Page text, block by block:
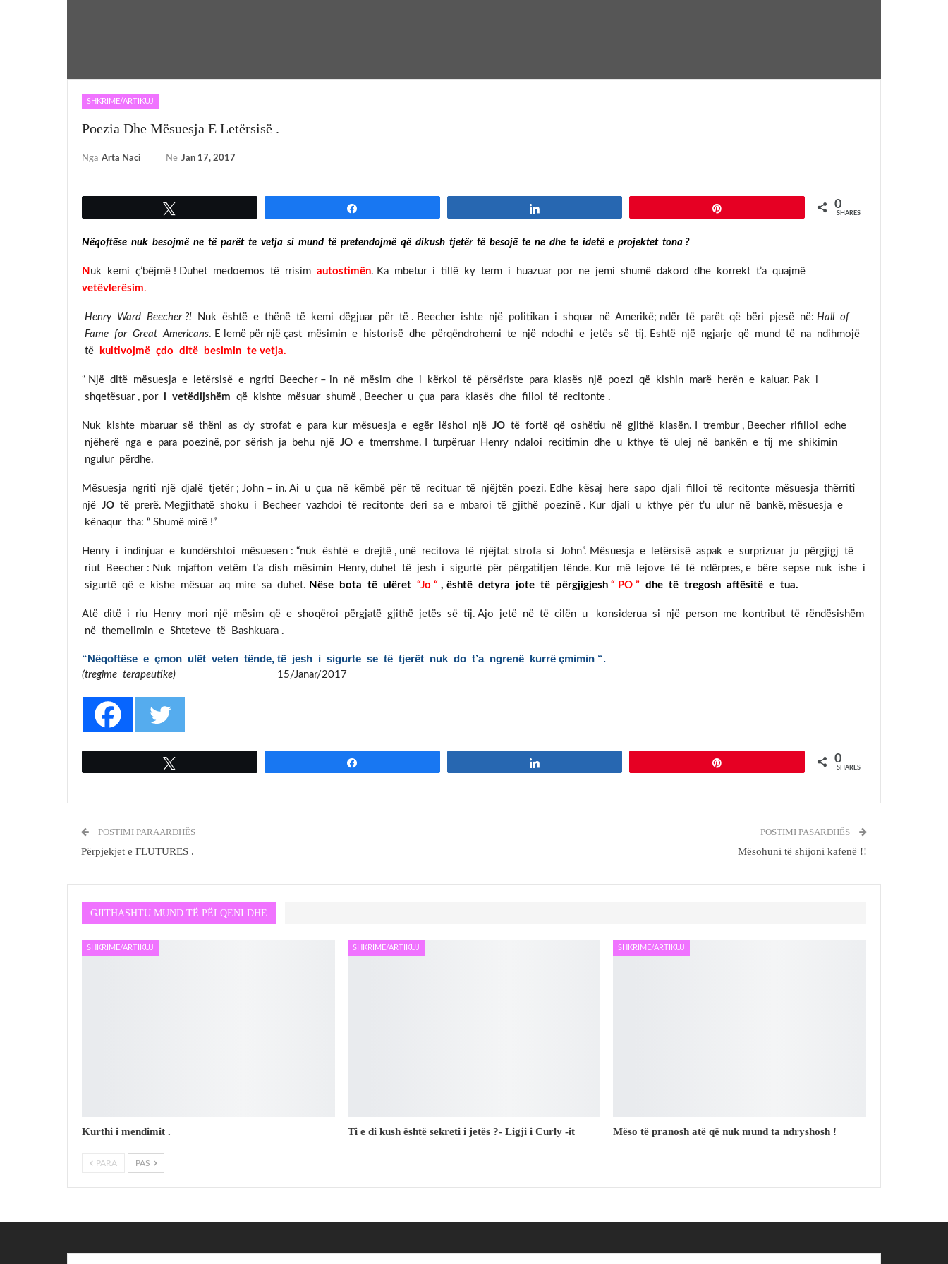
SHKRIME/ARTIKUJ
Poezia Dhe Mësuesja E Letërsisë .
Nga Arta Naci Në Jan 17, 2017
0
SHARES
Nëqoftëse nuk besojmë ne të parët te vetja si mund të pretendojmë që dikush tjetër të besojë te ne dhe te idetë e projektet tona ?
N uk kemi ç’bëjmë ! Duhet medoemos të rrisim autostimën. Ka mbetur i tillë ky term i huazuar por ne jemi shumë dakord dhe korrekt t’a quajmë
vetëvlerësim.
Henry Ward Beecher ?! Nuk është e thënë të kemi dëgjuar për të . Beecher ishte një politikan i shquar në Amerikë; ndër të parët që bëri pjesë në: Hall of
Fame for Great Americans. E lemë për një çast mësimin e historisë dhe përqëndrohemi te një ndodhi e jetës së tij. Eshtë një ngjarje që mund të na ndihmojë
të
kultivojmë çdo ditë besimin te vetja.
“ Një ditë mësuesja e letërsisë e ngriti Beecher – in në mësim dhe i kërkoi të përsëriste para klasës një poezi që kishin marë herën e kaluar. Pak i
shqetësuar , pori vetëdijshëm që kishte mësuar shumë , Beecher u çua para klasës dhe filloi të recitonte .
Nuk kishte mbaruar së thëni as dy strofat e para kur mësuesja e egër lëshoi një JO të fortë që oshëtiu në gjithë klasën. I trembur , Beecher rifilloi edhe
njëherë nga e para poezinë, por sërish ja behu një JO e tmerrshme. I turpëruar Henry ndaloi recitimin dhe u kthye të ulej në bankën e tij me shikimin
ngulur përdhe.
Mësuesja ngriti një djalë tjetër ; John – in. Ai u çua në këmbë për të recituar të njëjtën poezi. Edhe kësaj here sapo djali filloi të recitonte mësuesja thërriti
një JO të prerë. Megjithatë shoku i Becheer vazhdoi të recitonte deri sa e mbaroi të gjithë poezinë . Kur djali u kthye për t’u ulur në bankë, mësuesja e
kënaqur tha: “ Shumë mirë !”
Henry i indinjuar e kundërshtoi mësuesen : “nuk është e drejtë , unë recitova të njëjtat strofa si John”. Mësuesja e letërsisë aspak e surprizuar ju përgjigj të
riut Beecher : Nuk mjafton vetëm t’a dish mësimin Henry, duhet të jesh i sigurtë për përgatitjen tënde. Kur më lejove të të ndërpres, e bëre sepse nuk ishe i
sigurtë që e kishe mësuar aq mire sa duhet. Nëse bota të ulëret “Jo “ , është detyra jote të përgjigjesh “ PO ” dhe të tregosh aftësitë e tua.
Atë ditë i riu Henry mori një mësim që e shoqëroi përgjatë gjithë jetës së tij. Ajo jetë në të cilën u konsiderua si një person me kontribut të rëndësishëm
në themelimin e Shteteve të Bashkuara .
“Nëqoftëse e çmon ulët veten tënde, të jesh i sigurte se të tjerët nuk do t’a ngrenë kurrë çmimin “.
(tregime terapeutike) 15/Janar/2017
0
SHARES
POSTIMI PARAARDHËS
Përpjekjet e FLUTURES .
POSTIMI PASARDHËS
Mësohuni të shijoni kafenë !!
GJITHASHTU MUND TË PËLQENI DHE
SHKRIME/ARTIKUJ
Kurthi i mendimit .
SHKRIME/ARTIKUJ
Ti e di kush është sekreti i jetës ?- Ligji i Curly -it
SHKRIME/ARTIKUJ
Mëso të pranosh atë që nuk mund ta ndryshosh !
PARA PAS